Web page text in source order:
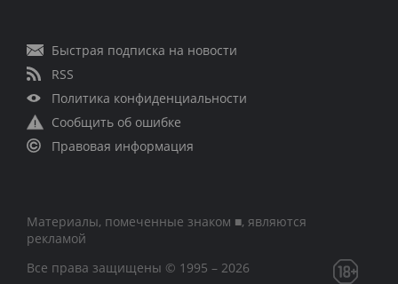
Быстрая подписка на новости
RSS
Политика конфиденциальности
Сообщить об ошибке
Правовая информация
Материалы, помеченные знаком ■, являются
рекламой
Все права защищены © 1995 – 2026